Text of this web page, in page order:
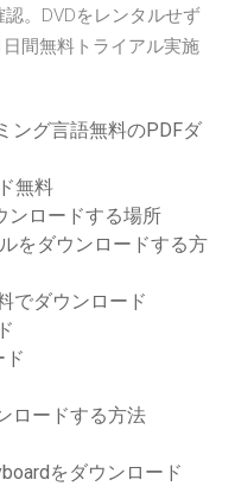
。DVDをレンタルせず
間無料トライアル実施
ング言語無料のPDFダ
無料
ンロードする場所
をダウンロードする方
でダウンロード
ド
ロードする方法
をダウンロード